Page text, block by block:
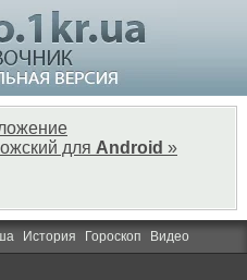
для Android »
История Гороскоп Видео